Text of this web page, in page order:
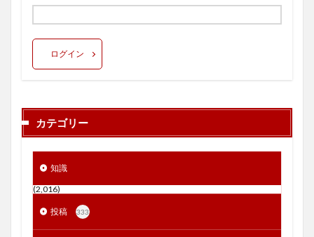
ログイン
カテゴリー
知識
(2,016)
投稿 333